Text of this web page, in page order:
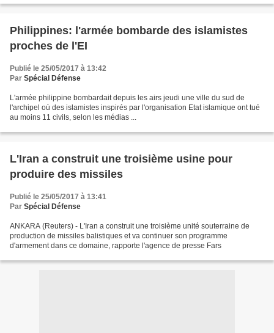
Philippines: l'armée bombarde des islamistes
proches de l'EI
Publié le 25/05/2017 à 13:42
Par Spécial Défense
L'armée philippine bombardait depuis les airs jeudi une ville du sud de
l'archipel où des islamistes inspirés par l'organisation Etat islamique ont tué
au moins 11 civils, selon les médias ...
L'Iran a construit une troisième usine pour
produire des missiles
Publié le 25/05/2017 à 13:41
Par Spécial Défense
ANKARA (Reuters) - L'Iran a construit une troisième unité souterraine de
production de missiles balistiques et va continuer son programme
d'armement dans ce domaine, rapporte l'agence de presse Fars